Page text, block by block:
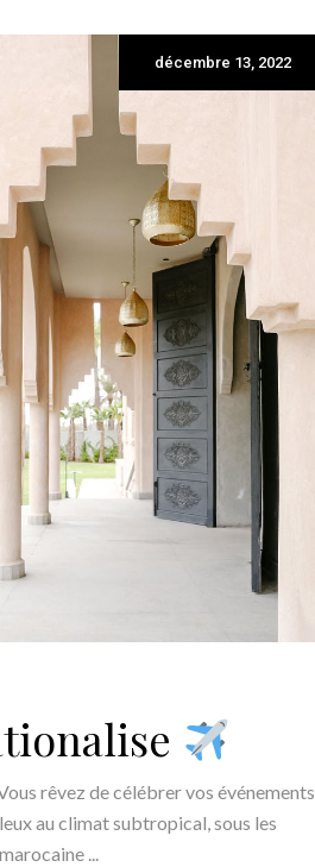
décembre 13, 2022
rêvez de célébrer vos événements
au climat subtropical, sous les